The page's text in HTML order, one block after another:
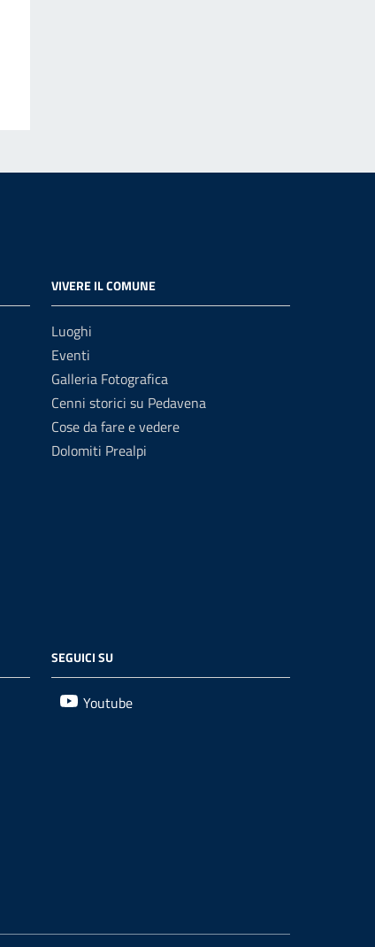
VIVERE IL COMUNE
Luoghi
Eventi
Galleria Fotografica
Cenni storici su Pedavena
Cose da fare e vedere
Dolomiti Prealpi
SEGUICI SU
Youtube